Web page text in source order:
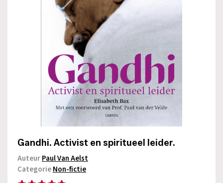
Gandhi. Activist en spiritueel leider.
AuteurPaul Van Aelst
CategorieNon-fictie